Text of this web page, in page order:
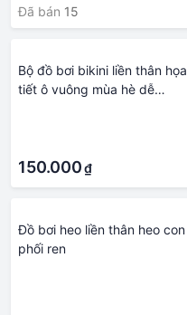
Đã bán 15
Bộ đồ bơi bikini liền thân họa
tiết ô vuông mùa hè dễ
150.000₫
Đồ bơi heo liền thân heo con
phối ren